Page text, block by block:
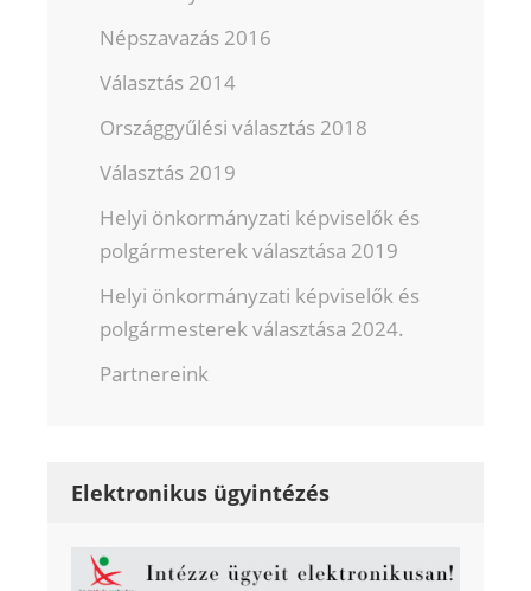
Népszavazás 2016
Választás 2014
Országgyűlési választás 2018
Választás 2019
Helyi önkormányzati képviselők és
polgármesterek választása 2019
Helyi önkormányzati képviselők és
polgármesterek választása 2024.
Partnereink
Elektronikus ügyintézés